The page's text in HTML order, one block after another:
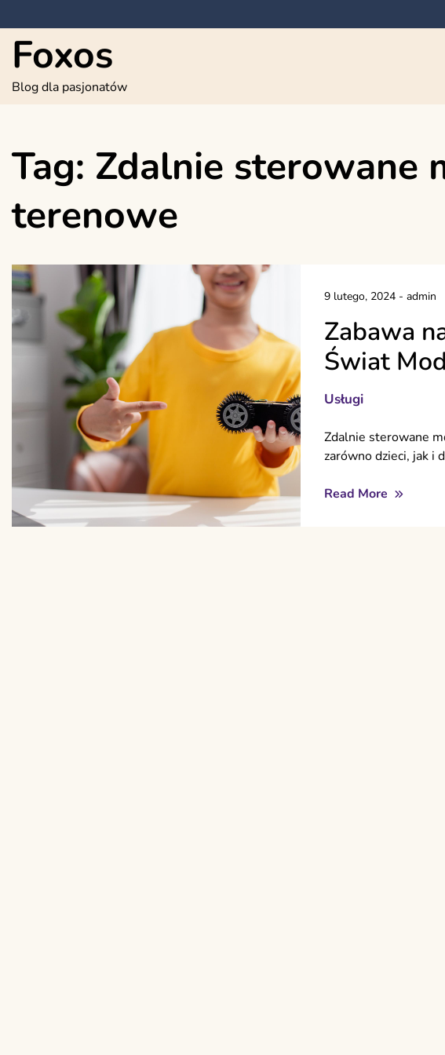
to
content
Foxos
Blog dla pasjonatów
Tag: Zdalnie sterowane
terenowe
9 lutego, 2024- admin
Zabawa
Świat
Usługi
Zdalnie sterowane
zarówno dzieci, jak i
Read More